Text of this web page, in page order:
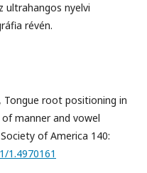
ultrahangos nyelvi
révén.
Tongue root positioning in
manner and vowel
of America 140:
1.4970161